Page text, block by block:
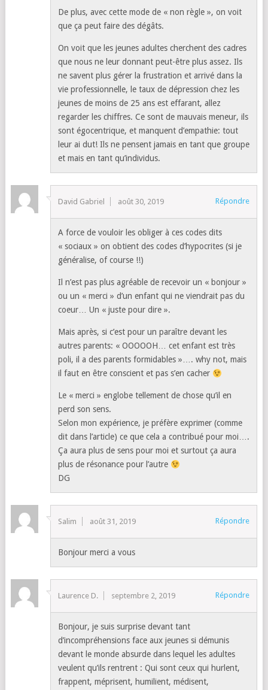
De plus, avec cette mode de « non règle », on voit
que ça peut faire des dégâts.
On voit que les jeunes adultes cherchent des cadres
que nous ne leur donnant peut-être plus assez. Ils
ne savent plus gérer la frustration et arrivé dans la
vie professionnelle, le taux de dépression chez les
jeunes de moins de 25 ans est effarant, allez
regarder les chiffres. Ce sont de mauvais meneur, ils
sont égocentrique, et manquent d’empathie: tout
leur ai dut! Ils ne pensent jamais en tant que groupe
et mais en tant qu’individus.
David Gabriel août 30, 2019 Répondre
A force de vouloir les obliger à ces codes dits
« sociaux » on obtient des codes d’hypocrites (si je
généralise, of course !!)
Il n’est pas plus agréable de recevoir un « bonjour »
ou un « merci » d’un enfant qui ne viendrait pas du
coeur… Un « juste pour dire ».
Mais après, si c’est pour un paraître devant les
autres parents: « OOOOOH… cet enfant est très
poli, il a des parents formidables »…. why not, mais
il faut en être conscient et pas s’en cacher
Le « merci » englobe tellement de chose qu’il en
perd son sens.
Selon mon expérience, je préfère exprimer (comme
dit dans l’article) ce que cela a contribué pour moi….
Ça aura plus de sens pour moi et surtout ça aura
plus de résonance pour l’autre
DG
Salim août 31, 2019 Répondre
Bonjour merci a vous
Laurence D. septembre 2, 2019 Répondre
Bonjour, je suis surprise devant tant
d’incompréhensions face aux jeunes si démunis
devant le monde absurde dans lequel les adultes
veulent qu’ils rentrent : Qui sont ceux qui hurlent,
frappent, méprisent, humilient, médisent,